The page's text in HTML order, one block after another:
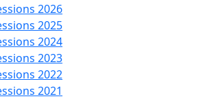
2026
2025
2024
2023
2022
2021